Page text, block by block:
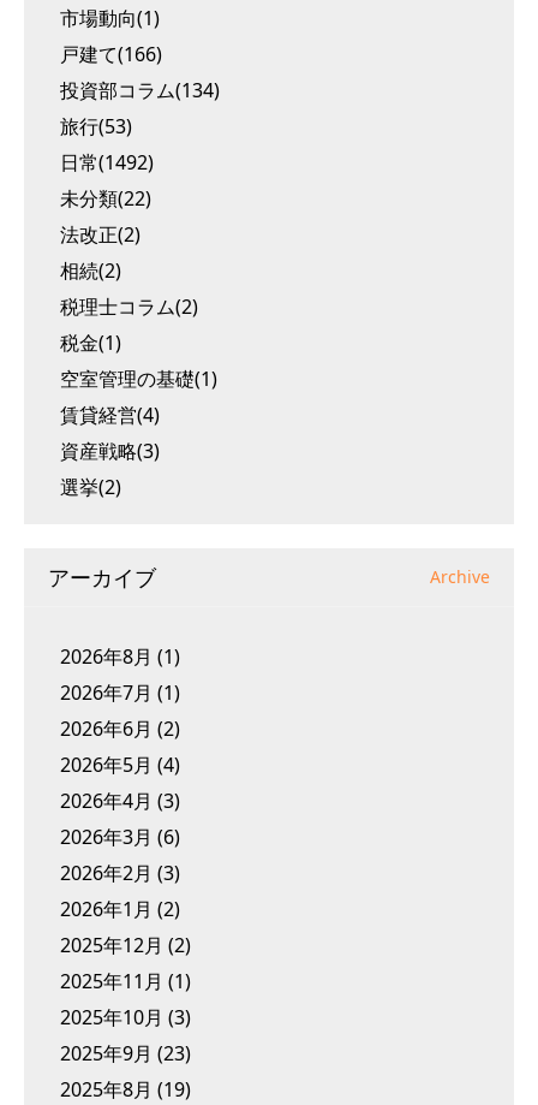
市場動向(1)
戸建て(166)
投資部コラム(134)
旅行(53)
日常(1492)
未分類(22)
法改正(2)
相続(2)
税理士コラム(2)
税金(1)
空室管理の基礎(1)
賃貸経営(4)
資産戦略(3)
選挙(2)
アーカイブ Archive
2026年8月 (1)
2026年7月 (1)
2026年6月 (2)
2026年5月 (4)
2026年4月 (3)
2026年3月 (6)
2026年2月 (3)
2026年1月 (2)
2025年12月 (2)
2025年11月 (1)
2025年10月 (3)
2025年9月 (23)
2025年8月 (19)